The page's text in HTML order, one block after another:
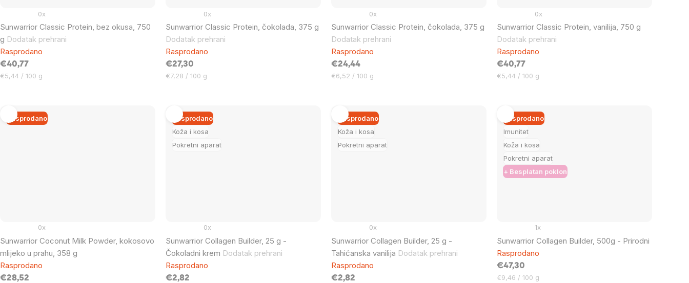
Sunwarrior Classic Protein, bez okusa, 750
g Dodatak prehrani
0x
Rasprodano
€40,77
Cijena
€5,44 / 100 g
Sunwarrior Classic Protein, čokolada, 375 g
Dodatak prehrani
0x
Rasprodano
€27,30
Cijena
€7,28 / 100 g
Sunwarrior Classic Protein, čokolada, 375 g
Dodatak prehrani
0x
Rasprodano
€24,44
Cijena
€6,52 / 100 g
Sunwarrior Classic Protein, vanilija, 750 g
Dodatak prehrani
0x
Rasprodano
€40,77
Cijena
€5,44 / 100 g
Rasprodano
Sunwarrior Coconut Milk Powder, kokosovo
mlijeko u prahu, 358 g
0x
Rasprodano
€28,52
Koža i kosa
Pokretni aparat
Rasprodano
Sunwarrior Collagen Builder, 25 g -
Čokoladni krem Dodatak prehrani
0x
Rasprodano
€2,82
Koža i kosa
Pokretni aparat
Rasprodano
Sunwarrior Collagen Builder, 25 g -
Tahićanska vanilija Dodatak prehrani
0x
Rasprodano
€2,82
Imunitet
Koža i kosa
Pokretni aparat
+ Besplatan poklon
Rasprodano
Sunwarrior Collagen Builder, 500g - Prirodni
1x
Rasprodano
€47,30
Cijena
€9,46 / 100 g